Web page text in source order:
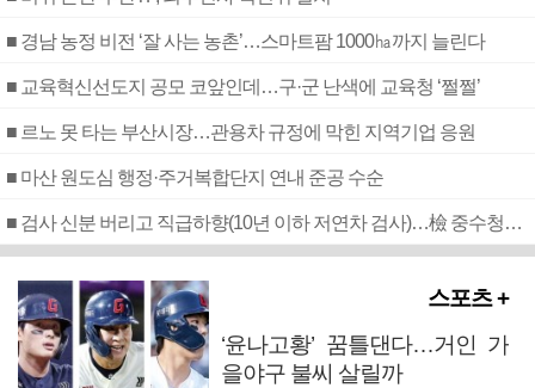
■ 경남 농정 비전 ‘잘 사는 농촌’…스마트팜 1000㏊까지 늘린다
■ 교육혁신선도지 공모 코앞인데…구·군 난색에 교육청 ‘쩔쩔’
■ 르노 못 타는 부산시장…관용차 규정에 막힌 지역기업 응원
■ 마산 원도심 행정·주거복합단지 연내 준공 수순
■ 검사 신분 버리고 직급하향(10년 이하 저연차 검사)…檢 중수청행 기피
스포츠 +
‘윤나고황’ 꿈틀댄다…거인 가
을야구 불씨 살릴까